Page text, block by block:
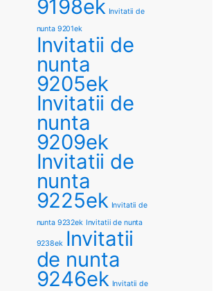
9198ek Invitatii de
nunta 9201ek
Invitatii de
nunta
9205ek
Invitatii de
nunta
9209ek
Invitatii de
nunta
9225ek Invitatii de
nunta 9232ek Invitatii de nunta
9238ek Invitatii
de nunta
9246ek Invitatii de